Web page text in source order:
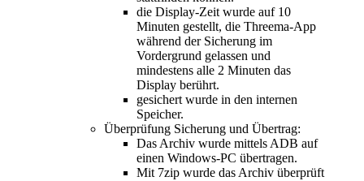
die Display-Zeit wurde auf 10
Minuten gestellt, die Threema-App
während der Sicherung im
Vordergrund gelassen und
mindestens alle 2 Minuten das
Display berührt.
gesichert wurde in den internen
Speicher.
Überprüfung Sicherung und Übertrag:
Das Archiv wurde mittels ADB auf
einen Windows-PC übertragen.
Mit 7zip wurde das Archiv überprüft